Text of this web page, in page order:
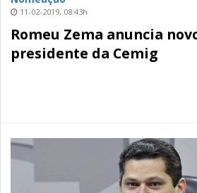
11-02-2019, 08:43h
Romeu Zema anuncia
presidente da Cemig